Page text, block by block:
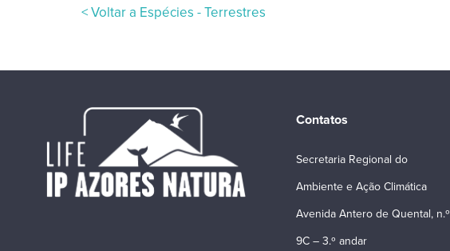
< Voltar a Espécies - Terrestres
Contatos
Secretaria Regional do
Ambiente e Ação Climática
Avenida Antero de Quental, n.º
9C – 3.º andar